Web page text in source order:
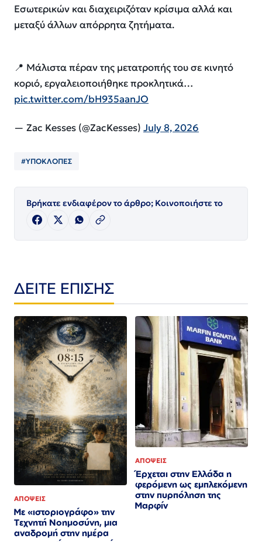
Εσωτερικών και διαχειριζόταν κρίσιμα αλλά και
μεταξύ άλλων απόρρητα ζητήματα.
📍 Μάλιστα πέραν της μετατροπής του σε κινητό
κοριό, εργαλειοποιήθηκε προκλητικά…
pic.twitter.com/bH935aanJO
— Zac Kesses (@ZacKesses) July 8, 2026
#ΥΠΟΚΛΟΠΕΣ
Βρήκατε ενδιαφέρον το άρθρο; Κοινοποιήστε το
ΔΕΙΤΕ ΕΠΙΣΗΣ
ΑΠΟΨΕΙΣ
Με «ιστοριογράφο» την
Τεχνητή Νοημοσύνη, μια
αναδρομή στην ημέρα
ΑΠΟΨΕΙΣ
Έρχεται στην Ελλάδα η
φερόμενη ως εμπλεκόμενη
στην πυρπόληση της
Μαρφίν